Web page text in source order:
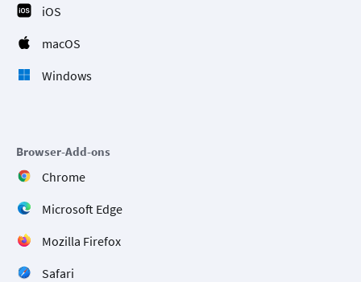
iOS
macOS
Windows
Browser-Add-ons
Chrome
Microsoft Edge
Mozilla Firefox
Safari